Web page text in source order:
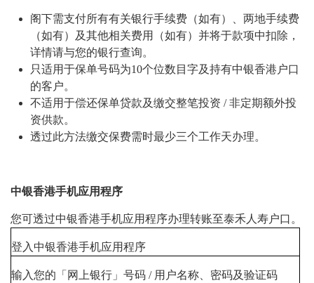
阁下需支付所有有关银行手续费（如有）、两地手续费
（如有）及其他相关费用（如有）并将于款项中扣除，
详情请与您的银行查询。
只适用于保单号码为10个位数目字及持有中银香港户口
的客户。
不适用于偿还保单贷款及缴交整笔投资 / 非定期额外投
资供款。
透过此方法缴交保费需时最少三个工作天办理。
中银香港手机应用程序
您可透过中银香港手机应用程序办理转账至泰禾人寿户口。
登入中银香港手机应用程序
输入您的「网上银行」号码 / 用户名称、密码及验证码